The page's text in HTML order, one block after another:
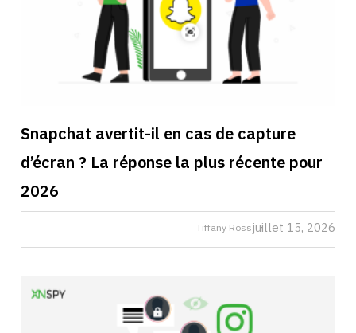
Snapchat avertit-il en cas de capture
d’écran ? La réponse la plus récente pour
2026
juillet 15, 2026
Tiffany Ross